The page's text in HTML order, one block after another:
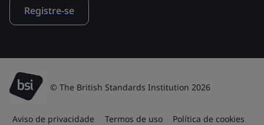
Registre-se
© The British Standards Institution 2026
Aviso de privacidade Termos de uso Política de cookies